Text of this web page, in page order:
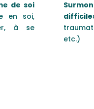
de soi
en soi,
à se
etc.)